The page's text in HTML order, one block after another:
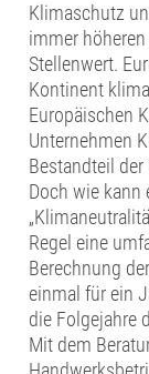
Klimaschutz
immer
Stellenwert.
Kontinent
Europäischen
Unternehmen
Bestandteil
Doch wie kann
Regel eine
Berechnung
einmal für ein
die Folgejahre
Mit dem